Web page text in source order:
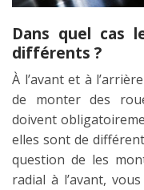
Dans quel cas
différents ?
À l’avant et à
de monter des
doivent
elles sont de
question de les
radial à l’avant,